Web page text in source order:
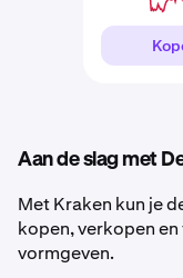
Aan de slag met
Met Kraken kun je
kopen, verkopen
vormgeven.